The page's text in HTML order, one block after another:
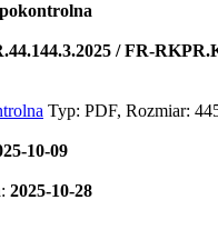
/ FR-
Typ: PDF, Rozmiar:
10-09
2025-10-28